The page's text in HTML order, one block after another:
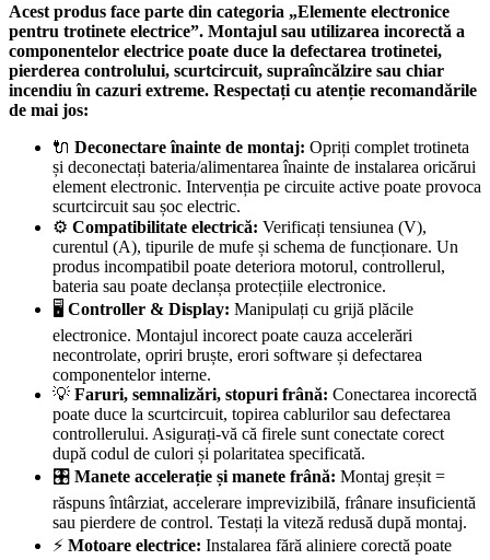
Acest produs face parte din categoria „Elemente electronice
pentru trotinete electrice”. Montajul sau utilizarea incorectă a
componentelor electrice poate duce la defectarea trotinetei,
pierderea controlului, scurtcircuit, supraîncălzire sau chiar
incendiu în cazuri extreme. Respectați cu atenție recomandările
de mai jos:
🔌 Deconectare înainte de montaj: Opriți complet trotineta
și deconectați bateria/alimentarea înainte de instalarea oricărui
element electronic. Intervenția pe circuite active poate provoca
scurtcircuit sau șoc electric.
⚙️ Compatibilitate electrică: Verificați tensiunea (V),
curentul (A), tipurile de mufe și schema de funcționare. Un
produs incompatibil poate deteriora motorul, controllerul,
bateria sau poate declanșa protecțiile electronice.
🖥️ Controller & Display: Manipulați cu grijă plăcile
electronice. Montajul incorect poate cauza accelerări
necontrolate, opriri bruște, erori software și defectarea
componentelor interne.
💡 Faruri, semnalizări, stopuri frână: Conectarea incorectă
poate duce la scurtcircuit, topirea cablurilor sau defectarea
controllerului. Asigurați-vă că firele sunt conectate corect
după codul de culori și polaritatea specificată.
🎛️ Manete accelerație și manete frână: Montaj greșit =
răspuns întârziat, accelerare imprevizibilă, frânare insuficientă
sau pierdere de control. Testați la viteză redusă după montaj.
⚡ Motoare electrice: Instalarea fără aliniere corectă poate